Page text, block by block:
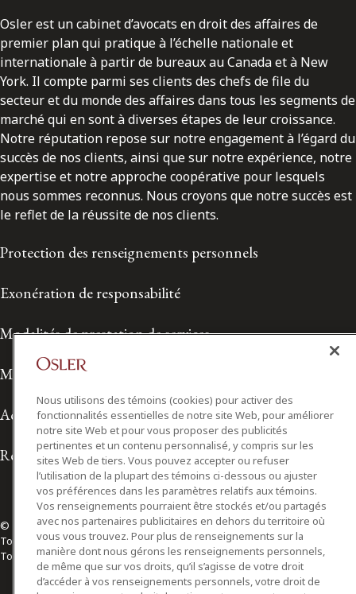
Osler est un cabinet d’avocats en droit des affaires de
premier plan qui pratique à l’échelle nationale et
internationale à partir de bureaux au Canada et à New
York. Il compte parmi ses clients des chefs de file du
secteur et du monde des affaires dans tous les segments de
marché qui en sont à diverses étapes de leur croissance.
Notre réputation repose sur notre engagement à l’égard du
succès de nos clients, ainsi que sur notre expérience, notre
expertise et notre approche coopérative pour lesquels
nous sommes reconnus. Nous croyons que notre succès est
le reflet de la réussite de nos clients.
Protection des renseignements personnels
Exonération de responsabilité
Modalités de prestation de services
Modalités d'utilisation
Accessibilité
Relations avec les médias
© 2026 Osler, Hoskin & Harcourt S.E.N.C.R.L./s.r.l.
Tous droits réservés
Toronto | Montréal | Calgary | Vancouver | Ottawa | New York
Nous utilisons des témoins (cookies) pour activer des
fonctionnalités essentielles de notre site Web, pour améliorer
notre site Web et pour vous proposer des publicités
pertinentes et un contenu personnalisé, y compris sur les
sites Web de tiers. Vous pouvez accepter ou refuser
l’utilisation de la plupart des témoins ci-dessous ou ajuster
vos préférences dans les paramètres relatifs aux témoins.
Vos renseignements pourraient être stockés et/ou partagés
avec nos partenaires publicitaires en dehors du territoire où
vous vous trouvez. Pour plus de renseignements sur la
manière dont nous gérons les renseignements personnels,
de même que sur vos droits, qu’il s’agisse de votre droit
d’accéder à vos renseignements personnels, votre droit de